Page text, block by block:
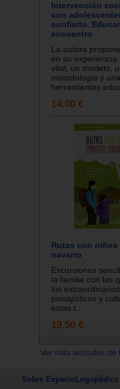
Intervención
con
conflicto.
encuentro
La autora
en su experiencia
vital, un modelo,
metodología y
herramientas
14.00 €
Rutas con
navarro
Excursiones
la familia con las
los
paisajísticos y
estas t...
19.50 €
Ver más artículos
Sobre EspacioLogopédico